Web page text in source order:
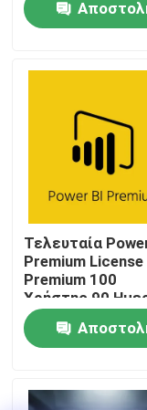
Έλεγχος
Επικοινωνήστε
Ειδήσεις
Ζητήστε μια
Αγοράστε το
επαγγελματίας
Τελευταία
Premium License
Premium 100
Χρήστης 90
Εγγύηση